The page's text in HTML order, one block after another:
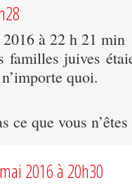
à 22 h 21 min
familles juives
quoi.
ce que vous n’êtes
2016 à 20h30